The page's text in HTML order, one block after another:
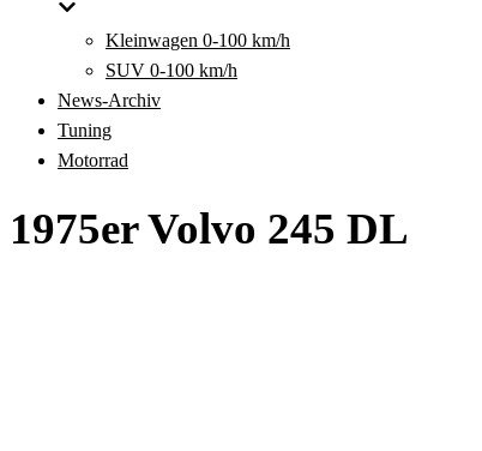
Kleinwagen 0-100 km/h
SUV 0-100 km/h
News-Archiv
Tuning
Motorrad
1975er Volvo 245 DL